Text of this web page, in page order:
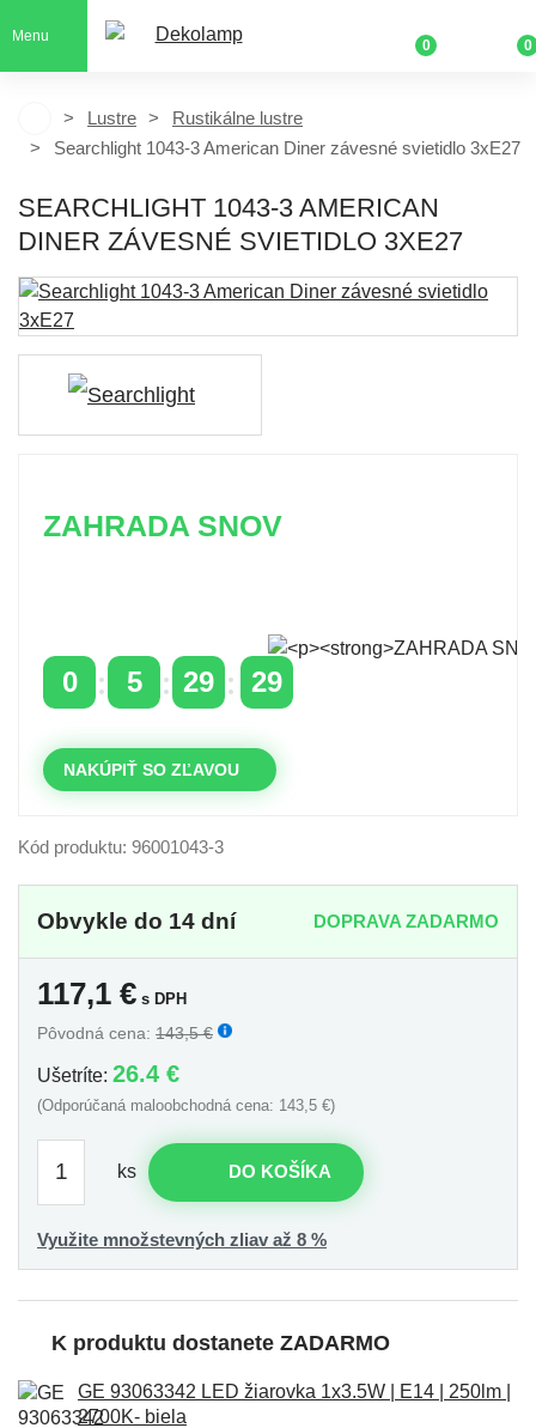
Menu
0 0
Lustre
Rustikálne lustre
Searchlight 1043-3 American Diner závesné svietidlo 3xE27
SEARCHLIGHT 1043-3 AMERICAN
DINER ZÁVESNÉ SVIETIDLO 3XE27
ZAHRADA SNOV
0 5 29 28
NAKÚPIŤ SO ZĽAVOU
Kód produktu: 96001043-3
Obvykle do 14 dní DOPRAVA ZADARMO
117,1 € s DPH
Pôvodná cena: 143,5 €
Ušetríte: 26.4 €
(Odporúčaná maloobchodná cena: 143,5 €)
ks DO KOŠÍKA
Využite množstevných zliav až 8 %
K produktu dostanete ZADARMO
GE 93063342 LED žiarovka 1x3.5W | E14 | 250lm |
2700K- biela